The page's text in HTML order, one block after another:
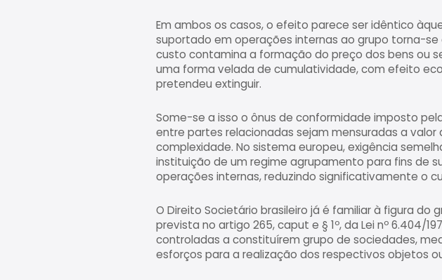
Em ambos os casos, o efeito parece ser idêntico
suportado em operações internas ao grupo torna-
custo contamina a formação do preço dos bens ou
uma forma velada de cumulatividade, com efeito
pretendeu extinguir.
Some-se a isso o ônus de conformidade imposto
entre partes relacionadas sejam mensuradas a
complexidade. No sistema europeu, exigência
instituição de um regime agrupamento para fins de
operações internas, reduzindo significativamente o
O Direito Societário brasileiro já é familiar à figura do
prevista no artigo 265, caput e § 1º, da Lei nº 6.404/
controladas a constituírem grupo de sociedades,
esforços para a realização dos respectivos objetos